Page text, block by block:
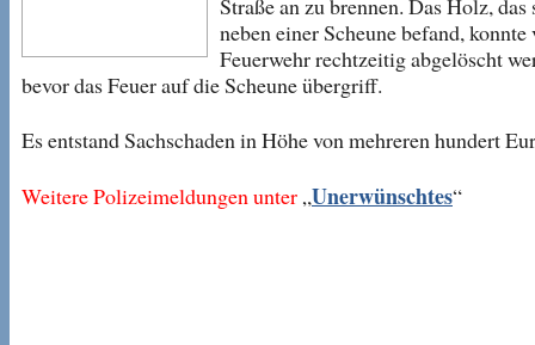
neben einer Scheune befand, konnte
Feuerwehr rechtzeitig abgelöscht
bevor das Feuer auf die Scheune übergriff.
Es entstand Sachschaden in Höhe von mehreren hundert
Weitere Polizeimeldungen unter „Unerwünschtes“